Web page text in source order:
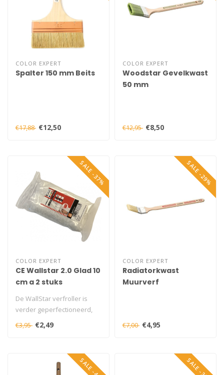
COLOR EXPERT
Spalter 150 mm Beits
€17,88 €12,50
COLOR EXPERT
Woodstar Gevelkwast
50 mm
€12,95 €8,50
SALE -37%
COLOR EXPERT
CE Wallstar 2.0 Glad 10
cm a 2 stuks
De WallStar verfroller is
verder geperfectioneerd,
zodat doe-het-zelvers ook
op ..
€3,95 €2,49
SALE -29%
COLOR EXPERT
Radiatorkwast
Muurverf
€7,00 €4,95